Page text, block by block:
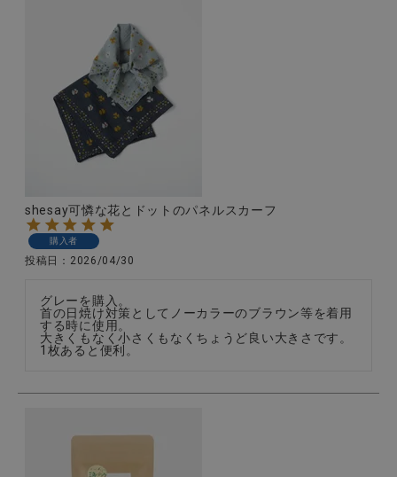
shesay可憐な花とドットのパネルスカーフ
購入者
投稿日 2026/04/30
グレーを購入。
首の日焼け対策としてノーカラーのブラウン等を着用
する時に使用。
大きくもなく小さくもなくちょうど良い大きさです。
1枚あると便利。